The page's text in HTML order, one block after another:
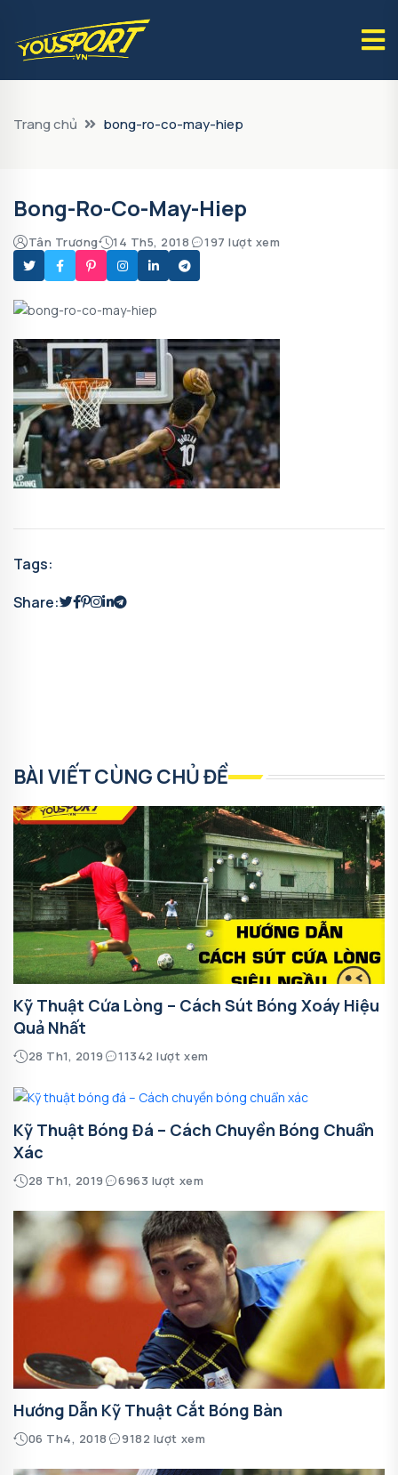
Trang chủ bong-ro-co-may-hiep
Bong-Ro-Co-May-Hiep
Tân Trương 14 Th5, 2018 197 lượt xem
Tags:
Share:
BÀI VIẾT CÙNG CHỦ ĐỀ
Kỹ Thuật Cứa Lòng – Cách Sút Bóng Xoáy Hiệu
Quả Nhất
28 Th1, 2019 11342 lượt xem
Kỹ Thuật Bóng Đá – Cách Chuyền Bóng Chuẩn
Xác
28 Th1, 2019 6963 lượt xem
Hướng Dẫn Kỹ Thuật Cắt Bóng Bàn
06 Th4, 2018 9182 lượt xem